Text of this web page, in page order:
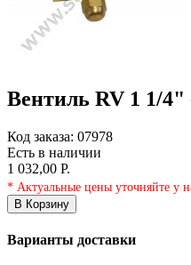
Вентиль RV 1 1/
Код заказа: 07978
Есть в наличии
1 032,00 Р.
* Актуальные цены уточняйте у
В Корзину
Варианты доставки